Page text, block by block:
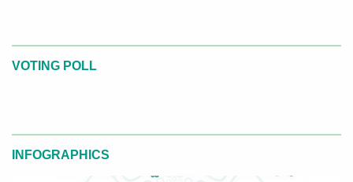
VOTING POLL
INFOGRAPHICS